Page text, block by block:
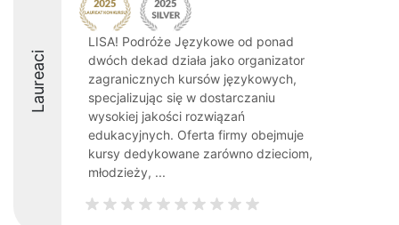
Laureaci
LISA! Podróże Językowe od ponad
dwóch dekad działa jako organizator
zagranicznych kursów językowych,
specjalizując się w dostarczaniu
wysokiej jakości rozwiązań
edukacyjnych. Oferta firmy obejmuje
kursy dedykowane zarówno dzieciom,
młodzieży, ...